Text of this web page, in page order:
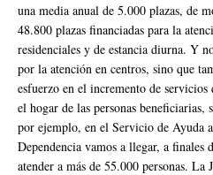
una media anual de 5.000 plazas, de
48.800 plazas financiadas para la
residenciales y de estancia diurna. Y
por la atención en centros, sino que
esfuerzo en el incremento de
el hogar de las personas beneficiarias,
por ejemplo, en el Servicio de Ayuda
Dependencia vamos a llegar, a finales
atender a más de 55.000 personas. La